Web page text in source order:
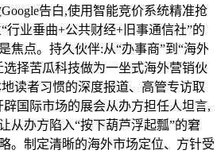
告白,使用智能竞价系统精准抢
行业垂曲+公共财经+旧事通信社”的
焦点。持久伙伴:从“办事商”到“海外
择苦瓜科技做为一坐式海外营销伙
读者习惯的深度报道、高管专访取
辟国际市场的展会从办方担任人坦言,
从办方陷入“按下葫芦浮起瓢”的窘
。制定清晰的海外市场定位、方针受